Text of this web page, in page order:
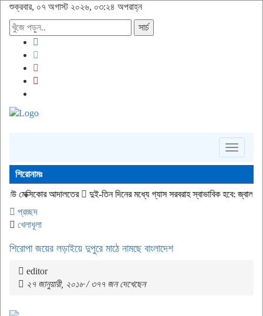
শুক্রবার, ০৭ অগাস্ট ২০২৬, ০৩:২৪ অপরাহ্ন
সার্চ
Toggle
শিরোনামঃ
দুই-তিন দিনের মধ্যে গ্যাস সরবরাহ স্বাভাবিক হবে: জ্বালানি মন্ত্রী
জীবিত
প্রচ্ছদ
খেলাধূলা
শিরোপা জয়ের লড়াইয়ে দুপুরে মাঠে নামছে বাংলাদেশ
editor
২৭ জানুয়ারী, ২০১৮ / ৩৭৭ জন দেখেছেন